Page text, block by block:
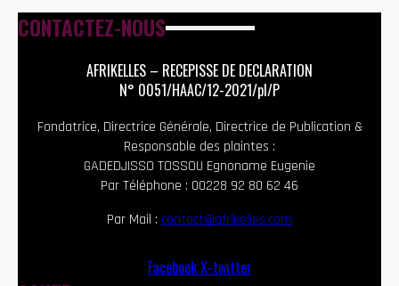
CONTACTEZ-NOUS
AFRIKELLES – RECEPISSE DE DECLARATION
N° 0051/HAAC/12-2021/pl/P
Fondatrice, Directrice Générale, Directrice de Publication &
Responsable des plaintes :
GADEDJISSO TOSSOU Egnoname Eugenie
Par Téléphone : 00228 92 80 62 46
Par Mail : contact@afrikelles.com
FacebookX-twitter